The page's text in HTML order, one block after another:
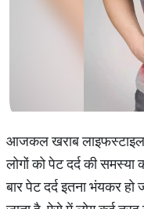
आजकल खराब
लोगों को पेट दर्द की समस्या
बार पेट दर्द इतना भंयकर